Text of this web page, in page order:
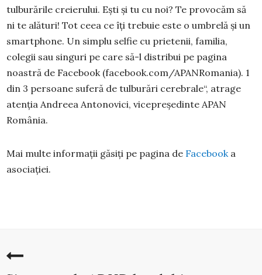
tulburările creierului. Ești și tu cu noi? Te provocăm să
ni te alături! Tot ceea ce îți trebuie este o umbrelă și un
smartphone. Un simplu selfie cu prietenii, familia,
colegii sau singuri pe care să-l distribui pe pagina
noastră de Facebook (facebook.com/APANRomania). 1
din 3 persoane suferă de tulburări cerebrale“, atrage
atenția Andreea Antonovici, vicepreședinte APAN
România.
Mai multe informații găsiți pe pagina de Facebooka
asociației.